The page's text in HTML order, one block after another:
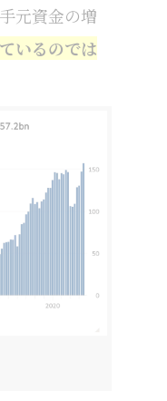
元資金の増
いるのでは